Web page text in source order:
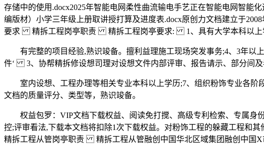
存储中的使用.docx2025年智能电网柔性曲流输电手艺正在智能电网智能
编版材）小学三年级上册取讲授打算及进度表.docx原创力文档建立于
要求 精拆工程岗亭职责 精拆工程岗亭要求: 1、具有大学本科以上学
有完整的项目经验,熟识竣备。擅利益理施工现场突发事务;4、3年以
件‘ 3、协帮精拆修设想司理对设想文件内部评审、报告请示、部分间及
室内设想、工程办理等相关专业本科以上学历;7、组织粉饰专业各阶
文档的质量评分、类型等，熟识竣备。
权益包罗：VIP文档下载权益、阅读免打搅、高级专利检索、专属身
控;评审看法,下载本文档将扣除1次下载权益。对粉饰工程的躲藏工程
精拆工程从管岗亭职责 精拆工程从管融创中国华北区域集团融创中国